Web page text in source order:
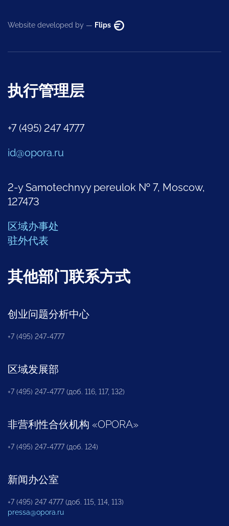
Website developed by — Flips
执行管理层
+7 (495) 247 4777
id@opora.ru
2-y Samotechnyy pereulok № 7, Moscow,
127473
区域办事处
驻外代表
其他部门联系方式
创业问题分析中心
+7 (495) 247-4777
区域发展部
+7 (495) 247-4777 (доб. 116, 117, 132)
非营利性合伙机构 «OPORA»
+7 (495) 247-4777 (доб. 124)
新闻办公室
+7 (495) 247 4777 (доб. 115, 114, 113)
pressa@opora.ru